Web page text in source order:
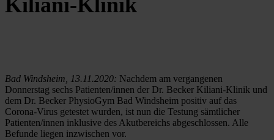
Bad Windsheim, 13.11.2020: Nachdem am vergangenen
Donnerstag sechs Patienten/innen der Dr. Becker Kiliani-Klinik und
dem Dr. Becker PhysioGym Bad Windsheim positiv auf das
Corona-Virus getestet wurden, ist nun die Testung sämtlicher
Patienten/innen inklusive des Akutbereichs abgeschlossen. Alle
Befunde liegen inzwischen vor.